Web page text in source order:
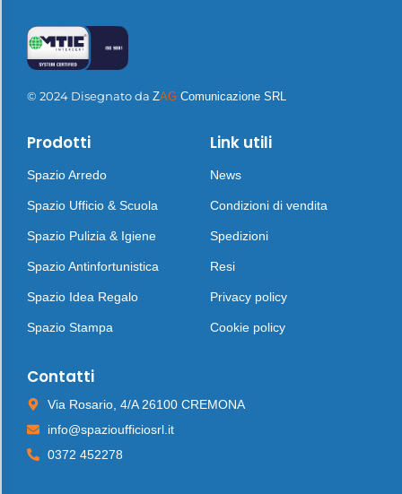
© 2024 Disegnato da ZAG Comunicazione SRL
Prodotti
Spazio Arredo
Spazio Ufficio & Scuola
Spazio Pulizia & Igiene
Spazio Antinfortunistica
Spazio Idea Regalo
Spazio Stampa
Link utili
News
Condizioni di vendita
Spedizioni
Resi
Privacy policy
Cookie policy
Contatti
Via Rosario, 4/A 26100 CREMONA
info@spazioufficiosrl.it
0372 452278